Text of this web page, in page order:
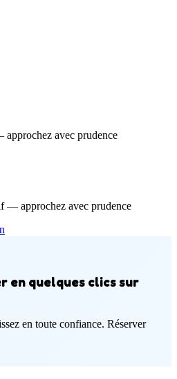
avec prudence
— approchez avec prudence
en quelques clics sur
en toute confiance. Réserver